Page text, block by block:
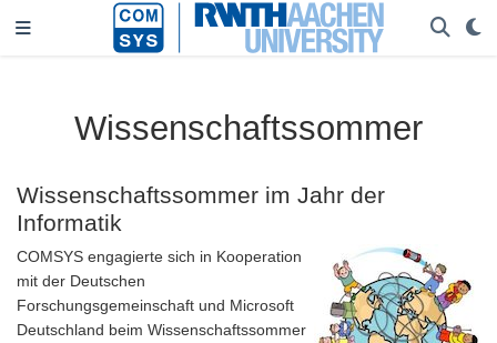
Wissenschaftssommer
Wissenschaftssommer im Jahr der
Informatik
COMSYS engagierte sich in Kooperation
mit der Deutschen
Forschungsgemeinschaft und Microsoft
Deutschland beim Wissenschaftssommer